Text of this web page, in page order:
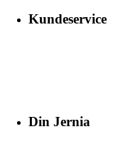
Kundeservice
Din Jernia